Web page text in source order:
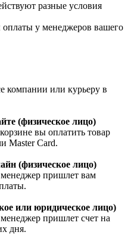
разные условия
у менеджеров вашего
компании или курьеру в
(физическое лицо)
вы оплатить товар
Master Card.
(физическое лицо)
пришлет вам
или юридическое лицо)
пришлет счет на
дня.